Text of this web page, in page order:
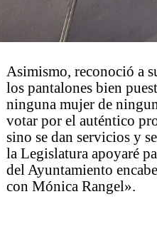
Asimismo, reconoció a
los pantalones bien
ninguna mujer de
votar por el auténtico
sino se dan servicios y
la Legislatura apoyaré
del Ayuntamiento
con Mónica Rangel».